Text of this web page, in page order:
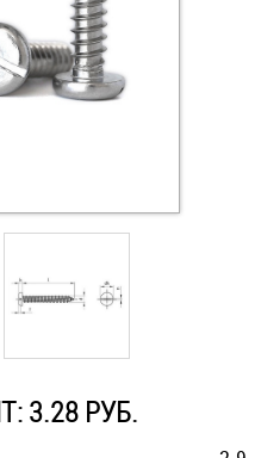
резьбой
резьбой
3.28 РУБ.